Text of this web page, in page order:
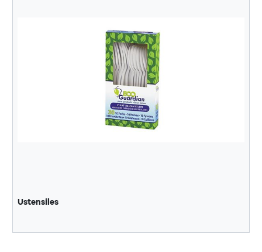
Ustensiles